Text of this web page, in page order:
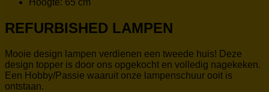
Hoogte: 65 cm
REFURBISHED LAMPEN
Mooie design lampen verdienen een tweede huis! Deze
design topper is door ons opgekocht en volledig nagekeken.
Een Hobby/Passie waaruit onze lampenschuur ooit is
ontstaan.